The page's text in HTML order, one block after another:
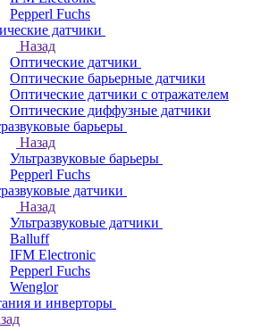
Pepperl Fuchs
датчики
Назад
Оптические датчики
Оптические барьерные датчики
Оптические датчики с отражателем
Оптические диффузные датчики
барьеры
Назад
Ультразвуковые барьеры
Pepperl Fuchs
датчики
Назад
Ультразвуковые датчики
Balluff
IFM Electronic
Pepperl Fuchs
Wenglor
и инверторы